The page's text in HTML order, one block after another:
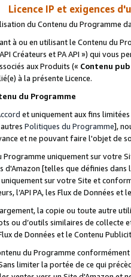
Licence IP et exigences
du Contenu du Programme
à ou en utilisant le Contenu du
API Créateurs et PA API ») qui vous
aux Produits (« Contenu
à la présente Licence.
du Programme
et uniquement aux fins
Politiques du Programme],
et ne pouvant faire l'objet de
Programme uniquement sur votre
d'Amazon [telles que définies dans
sur votre Site et
l’API PA, les Flux de Données
la copie ou toute autre
ou d’outils similaires de
Flux de Données et le Contenu
du Programme
limiter la portée de ce qui